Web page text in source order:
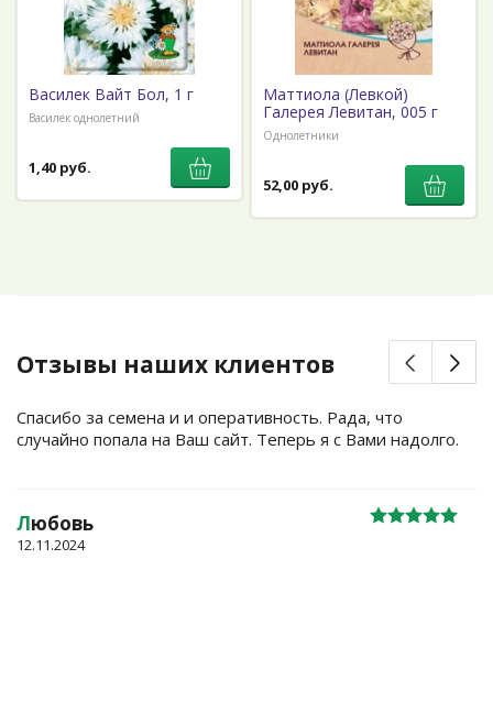
Василек Вайт Бол, 1 г
Василек однолетний
1,40 руб.
Маттиола (Левкой)
Галерея Левитан, 005 г
Однолетники
52,00 руб.
Отзывы наших клиентов
Спасибо за семена и и оперативность. Рада, что
случайно попала на Ваш сайт. Теперь я с Вами надолго.
Любовь
12.11.2024